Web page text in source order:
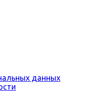
данных